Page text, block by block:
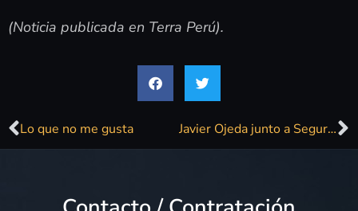
(Noticia publicada en Terra Perú).
Lo que no me gusta Javier Ojeda junto a Seguridad Social en «Por siempre jamás»